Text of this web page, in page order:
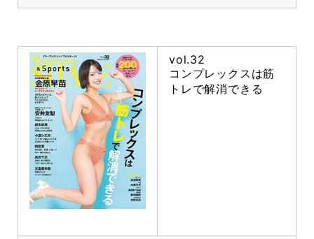
vol.32
コンプレックスは筋
トレで解消できる